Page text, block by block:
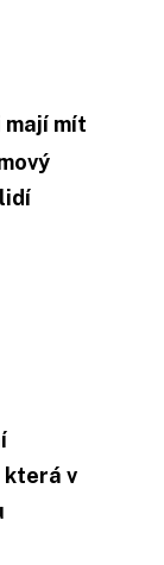
mít
která v